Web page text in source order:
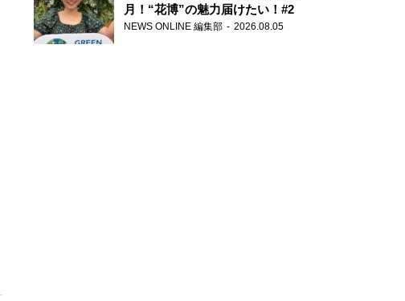
月！“花博”の魅力届けたい！#2
NEWS ONLINE 編集部 2026.08.05